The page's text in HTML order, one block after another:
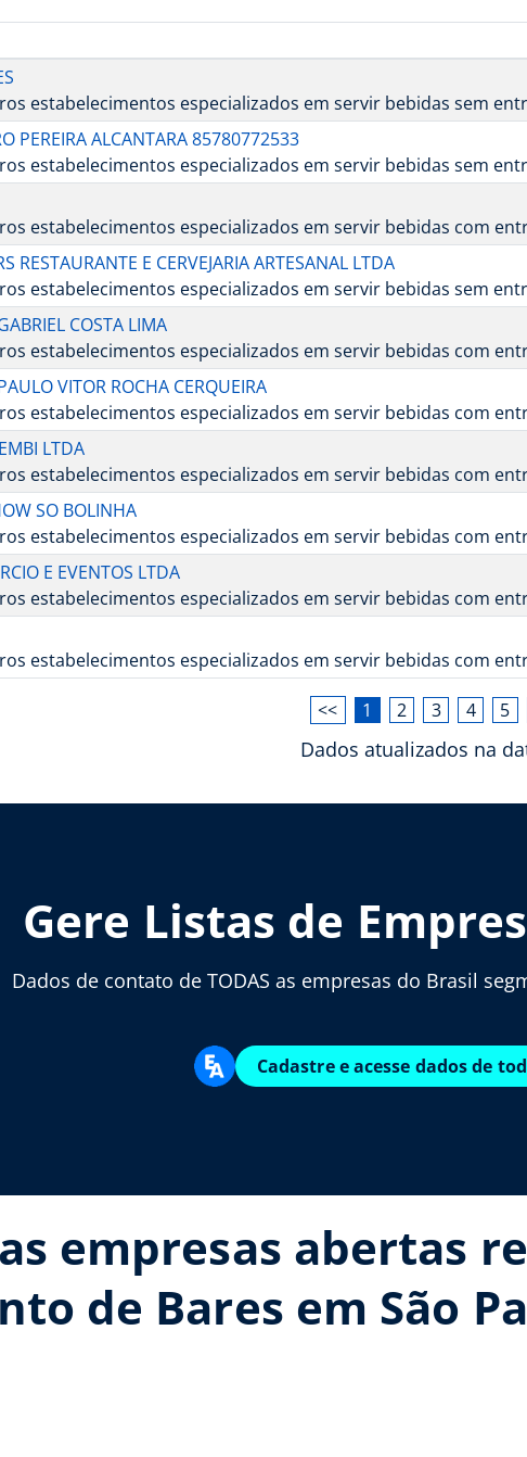
estabelecimentos especializados em servir bebidas sem
PEREIRA ALCANTARA 85780772533
estabelecimentos especializados em servir bebidas sem
estabelecimentos especializados em servir bebidas com
RESTAURANTE E CERVEJARIA ARTESANAL LTDA
estabelecimentos especializados em servir bebidas sem
COSTA LIMA
estabelecimentos especializados em servir bebidas com
VITOR ROCHA CERQUEIRA
estabelecimentos especializados em servir bebidas com
LTDA
estabelecimentos especializados em servir bebidas com
SO BOLINHA
estabelecimentos especializados em servir bebidas com
E EVENTOS LTDA
estabelecimentos especializados em servir bebidas com
estabelecimentos especializados em servir bebidas com
<< 1 2 3 4 5
Dados atualizados na
Gere Listas de
Dados de contato de TODAS as empresas do Brasil
Cadastre e acesse dados de
empresas abertas
de Bares em São